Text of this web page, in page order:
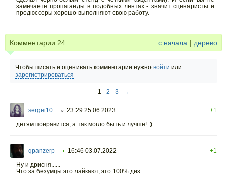
замечаете пропаганды в подобных лентах - значит сценаристы и
продюссеры хорошо выполняют свою работу.
Комментарии 24 с начала | дерево
Чтобы писать и оценивать комментарии нужно войти или
зарегистрироваться
1 2 3 →
sergei10 ○ 23:29 25.06.2023
+1
детям понравится, а так могло быть и лучше! :)
qpanzerp • 16:46 03.07.2022
+1
Ну и дрисня......
Что за безумцы это лайкают, это 100% диз